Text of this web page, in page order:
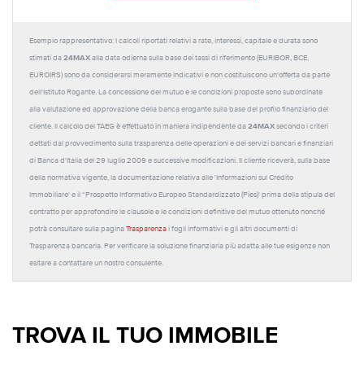
Esempio rappresentativo: I calcoli riportati relativi a rate, interessi, capitale e durata sono
stimati da 24MAX alla data odierna sulla base dei tassi di riferimento (EURIBOR, BCE,
EUROIRS) sono da considerarsi meramente indicativi e non costituiscono un'offerta da parte
dell'Istituto Rogante. La concessione del mutuo e le condizioni proposte sono subordinate
alla valutazione ed approvazione della banca erogante sulla base del profilo finanziario del
cliente. Il calcolo del TAEG è effettuato in maniera indipendente da 24MAX secondo i criteri
dettati dal provvedimento sulla trasparenza delle operazioni e dei servizi bancari e finanziari
di Banca d'Italia del 29 luglio 2009 e successive modificazioni. Il cliente riceverà, sulla base
della normativa vigente, la documentazione relativa alle 'Informazioni sul Credito
Immobiliare' e il “Prospetto Informativo Europeo Standardizzato (Pies)' prima della stipula del
contratto per approfondire le clausole e le condizioni definitive del mutuo ottenuto nonché
potrà consultare sulla pagina Trasparenza i fogli informativi e gli altri documenti di
Trasparenza bancaria. Per verificare la soluzione finanziaria più adatta alle tue esigenze non
esitare a contattare un nostro consulente.
TROVA IL TUO IMMOBILE